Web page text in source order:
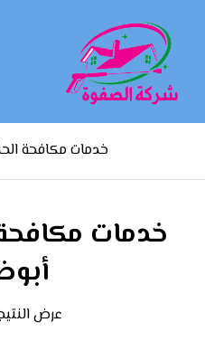
خدمات مكافحة
خدمات
عرض